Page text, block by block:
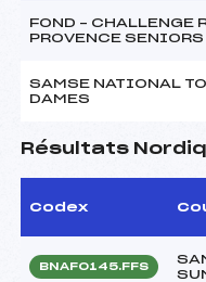
FOND – CHALLENGE
PROVENCE
SAMSE NATIONAL
DAMES
Résultats
Codex
BNAF0145.FFS